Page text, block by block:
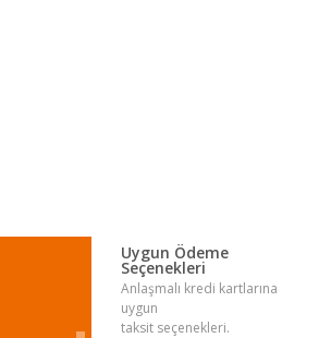
Uygun Ödeme
Seçenekleri
Anlaşmalı kredi kartlarına
uygun
taksit seçenekleri.